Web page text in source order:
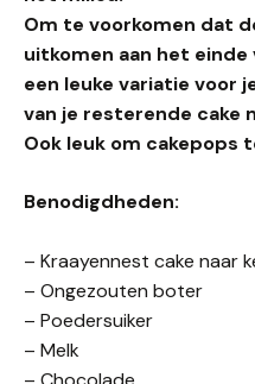
Om te voorkomen dat
uitkomen aan het einde
een leuke variatie voor
van je resterende cake
Ook leuk om cakepops
Benodigdheden:
– Kraayennest cake naar
– Ongezouten boter
– Poedersuiker
– Melk